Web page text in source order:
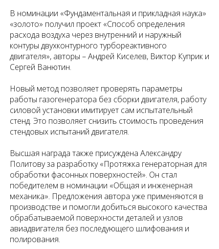
В номинации «Фундаментальная и прикладная наука»
«золото» получил проект «Способ определения
расхода воздуха через внутренний и наружный
контуры двухконтурного турбореактивного
двигателя», авторы – Андрей Киселев, Виктор Куприк и
Сергей Ванютин.
Новый метод позволяет проверять параметры
работы газогенератора без сборки двигателя, работу
силовой установки имитирует сам испытательный
стенд. Это позволяет снизить стоимость проведения
стендовых испытаний двигателя.
Высшая награда также присуждена Александру
Политову за разработку «Протяжка генераторная для
обработки фасонных поверхностей». Он стал
победителем в номинации «Общая и инженерная
механика». Предложения автора уже применяются в
производстве и помогли добиться высокого качества
обрабатываемой поверхности деталей и узлов
авиадвигателя без последующего шлифования и
полирования.